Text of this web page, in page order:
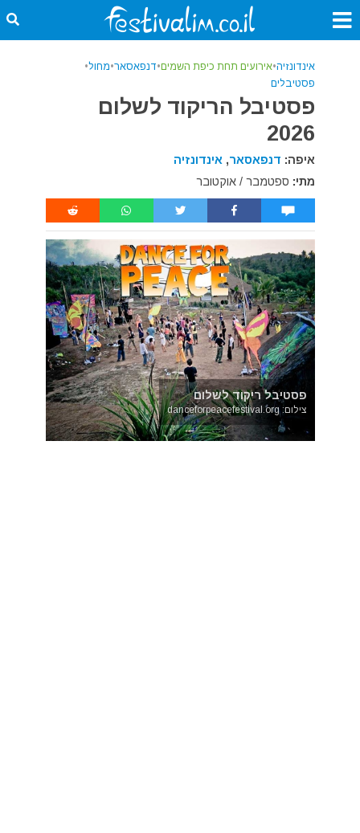
אינדונזיה•אירועים תחת כיפת השמים•דנפאסאר•מחול•
פסטיבלים
פסטיבל הריקוד לשלום
2026
איפה: דנפאסאר, אינדונזיה
מתי: ספטמבר / אוקטובר
פסטיבל ריקוד לשלום
צילום: danceforpeacefestival.org